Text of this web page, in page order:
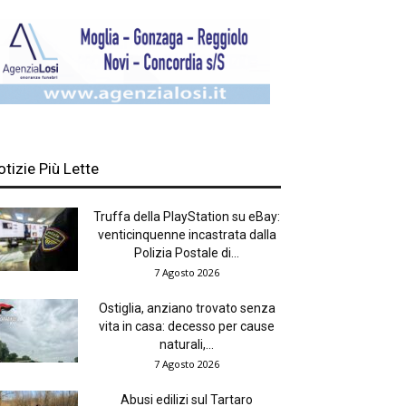
Più Lette
Truffa della PlayStation su eBay:
venticinquenne incastrata dalla
Polizia Postale di...
7 Agosto 2026
Ostiglia, anziano trovato senza
vita in casa: decesso per cause
naturali,...
7 Agosto 2026
Abusi edilizi sul Tartaro